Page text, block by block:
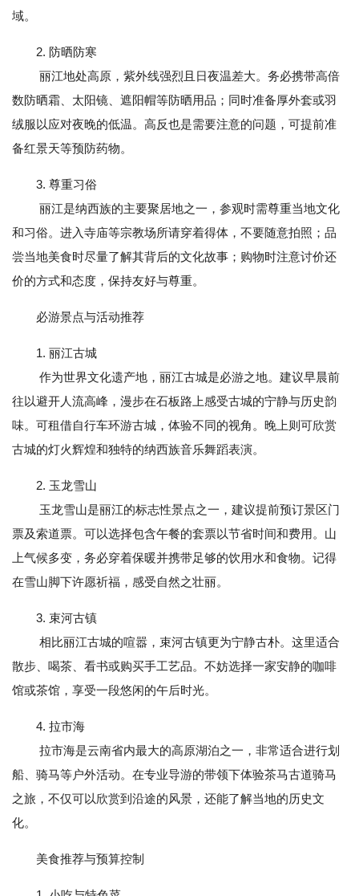
域。
2. 防晒防寒
丽江地处高原，紫外线强烈且日夜温差大。务必携带高倍
数防晒霜、太阳镜、遮阳帽等防晒用品；同时准备厚外套或羽
绒服以应对夜晚的低温。高反也是需要注意的问题，可提前准
备红景天等预防药物。
3. 尊重习俗
丽江是纳西族的主要聚居地之一，参观时需尊重当地文化
和习俗。进入寺庙等宗教场所请穿着得体，不要随意拍照；品
尝当地美食时尽量了解其背后的文化故事；购物时注意讨价还
价的方式和态度，保持友好与尊重。
必游景点与活动推荐
1. 丽江古城
作为世界文化遗产地，丽江古城是必游之地。建议早晨前
往以避开人流高峰，漫步在石板路上感受古城的宁静与历史韵
味。可租借自行车环游古城，体验不同的视角。晚上则可欣赏
古城的灯火辉煌和独特的纳西族音乐舞蹈表演。
2. 玉龙雪山
玉龙雪山是丽江的标志性景点之一，建议提前预订景区门
票及索道票。可以选择包含午餐的套票以节省时间和费用。山
上气候多变，务必穿着保暖并携带足够的饮用水和食物。记得
在雪山脚下许愿祈福，感受自然之壮丽。
3. 束河古镇
相比丽江古城的喧嚣，束河古镇更为宁静古朴。这里适合
散步、喝茶、看书或购买手工艺品。不妨选择一家安静的咖啡
馆或茶馆，享受一段悠闲的午后时光。
4. 拉市海
拉市海是云南省内最大的高原湖泊之一，非常适合进行划
船、骑马等户外活动。在专业导游的带领下体验茶马古道骑马
之旅，不仅可以欣赏到沿途的风景，还能了解当地的历史文
化。
美食推荐与预算控制